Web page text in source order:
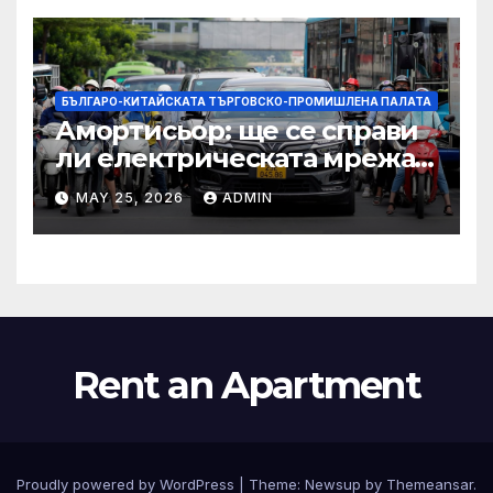
по целия свят
БЪЛГАРО-КИТАЙСКАТА ТЪРГОВСКО-ПРОМИШЛЕНА ПАЛАТА
Амортисьор: ще се справи
ли електрическата мрежа
на АСЕАН със задачата до
2045 г.?
MAY 25, 2026 ADMIN
Rent an Apartment
Proudly powered by WordPress Theme: Newsup by Themeansar.